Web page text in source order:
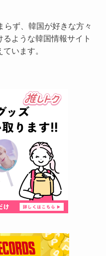
らず、韓国が好きな方々
ような韓国情報サイト
います。